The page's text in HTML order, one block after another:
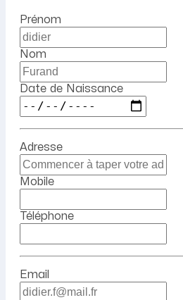
Prénom
Nom
Date de Naissance
Adresse
Mobile
Téléphone
Email